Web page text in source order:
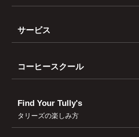
サービス
コーヒースクール
Find Your Tully's
タリーズの楽しみ方